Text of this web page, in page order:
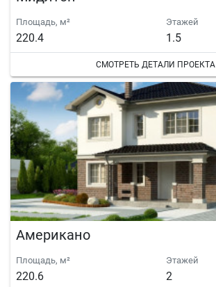
Площадь, м²
220.4
Этажей
1.5
СМОТРЕТЬ ДЕТАЛИ ПРОЕКТА
Американо
Площадь, м²
220.6
Этажей
2